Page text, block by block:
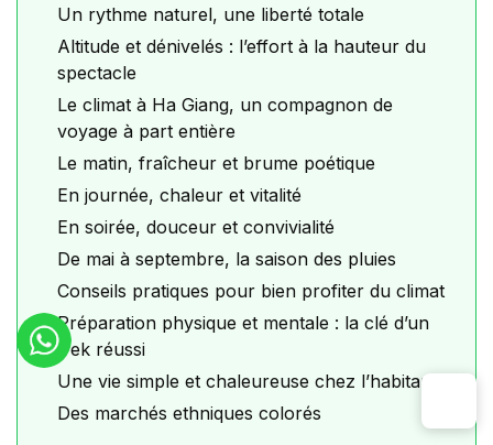
Un rythme naturel, une liberté totale
Altitude et dénivelés : l’effort à la hauteur du
spectacle
Le climat à Ha Giang, un compagnon de
voyage à part entière
Le matin, fraîcheur et brume poétique
En journée, chaleur et vitalité
En soirée, douceur et convivialité
De mai à septembre, la saison des pluies
Conseils pratiques pour bien profiter du climat
Préparation physique et mentale : la clé d’un
trek réussi
Une vie simple et chaleureuse chez l’habitant
Des marchés ethniques colorés